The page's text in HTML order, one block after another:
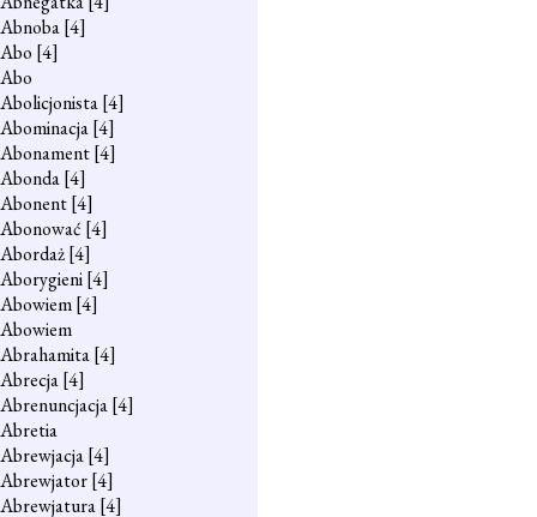
Abnoba[4]
Abo [4]
Abo
Abolicjonista[4]
Abominacja[4]
Abonament[4]
Abonda[4]
Abonent[4]
Abonować [4]
Abordaż[4]
Aborygieni[4]
Abowiem[4]
Abowiem
Abrahamita[4]
Abrecja[4]
Abrenuncjacja[4]
Abretia
Abrewjacja[4]
Abrewjator[4]
Abrewjatura[4]